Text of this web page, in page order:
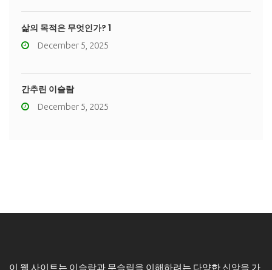
삶의 목적은 무엇인가? 1
December 5, 2025
간추린 이슬람
December 5, 2025
이 웹 사이트는 이슬람과 무슬림을 이해하려는 다양한 신앙을 가